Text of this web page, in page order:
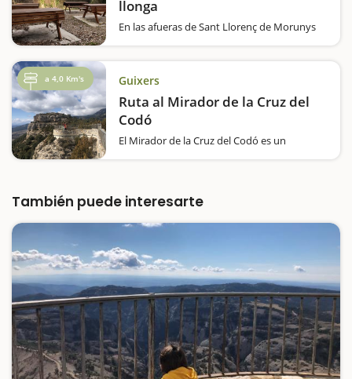
llonga
En las afueras de Sant Llorenç de Morunys
llonga, una construcción románica que data
del siglo XI. Por…
a 4,0 Km's Guixers
Ruta al Mirador de la Cruz del
Codó
El Mirador de la Cruz del Codó es un
gran parecido a las montañas de
Montserrat.El silencio, la sensación de
calma…
También puede interesarte